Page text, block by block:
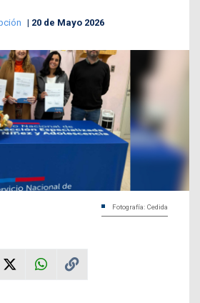
20 de Mayo 2026
Fotografía: Cedida